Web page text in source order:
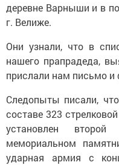
деревне Варныши и в
г. Велиже.
Они узнали, что в
нашего прапрадеда,
прислали нам письмо
Следопыты писали,
составе 323
установлен
мемориальном
ударная армия с